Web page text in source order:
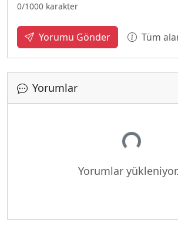
0/1000 karakter
Yorumu Gönder Tüm
Yorumlar
Yükleniyor...
Yorumlar